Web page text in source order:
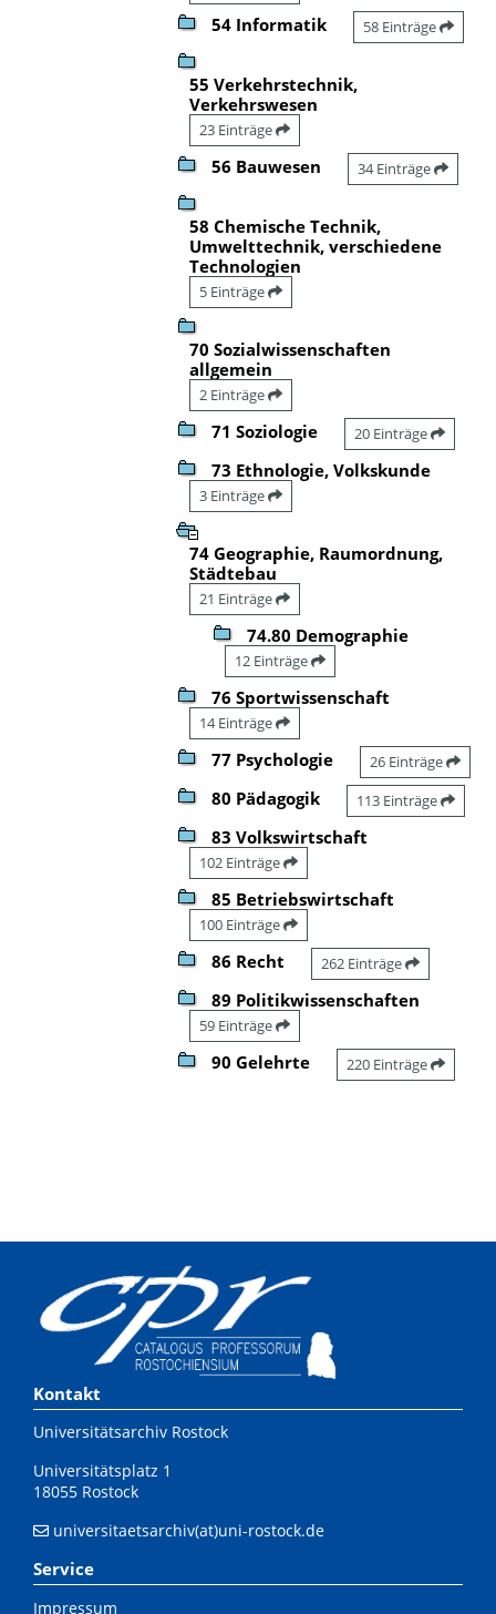
54 Informatik 58 Einträge
55 Verkehrstechnik,
Verkehrswesen
23 Einträge
56 Bauwesen 34 Einträge
58 Chemische Technik,
Umwelttechnik, verschiedene
Technologien
5 Einträge
70 Sozialwissenschaften
allgemein
2 Einträge
71 Soziologie 20 Einträge
73 Ethnologie, Volkskunde
3 Einträge
74 Geographie, Raumordnung,
Städtebau
21 Einträge
74.80 Demographie
12 Einträge
76 Sportwissenschaft
14 Einträge
77 Psychologie 26 Einträge
80 Pädagogik 113 Einträge
83 Volkswirtschaft
102 Einträge
85 Betriebswirtschaft
100 Einträge
86 Recht 262 Einträge
89 Politikwissenschaften
59 Einträge
90 Gelehrte 220 Einträge
Kontakt
Universitätsarchiv Rostock
Universitätsplatz 1
18055 Rostock
universitaetsarchiv(at)uni-rostock.de
Service
Impressum